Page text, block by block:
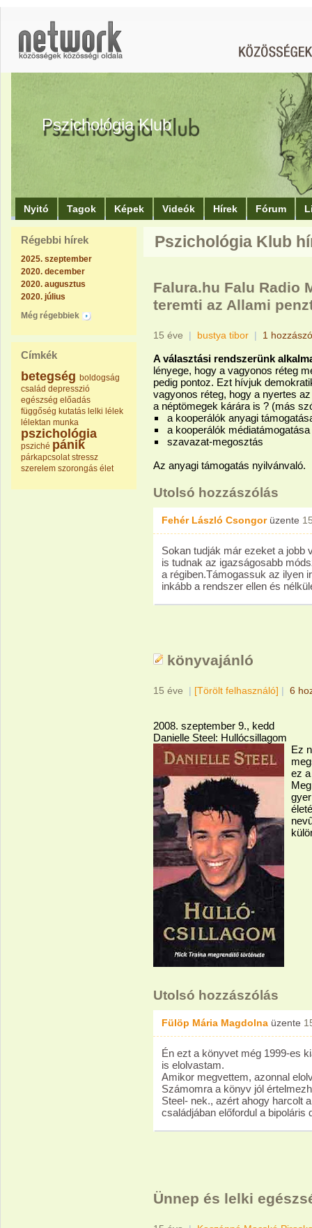
Pszichológia Klub
Nyitó Tagok Képek Videók Hírek Fórum
Régebbi hírek
2025. szeptember
2020. december
2020. augusztus
2020. július
Még régebbiek
Címkék
betegség boldogság
család depresszió
egészség előadás
függőség kutatás lelki lélek
lélektan munka
pszichológia
psziché pánik
párkapcsolat stressz
szerelem szorongás élet
Pszichológia Klub
Falura.hu Falu Radio
teremti az Allami
15 éve | bustya tibor | 1
A választási rendszerünk
lényege, hogy a vagyonos réteg
pedig pontoz. Ezt hívjuk
vagyonos réteg, hogy a nyertes
a néptömegek kárára is ? (más
a kooperálók anyagi
a kooperálók médiatámogatása
szavazat-megosztás
Az anyagi támogatás nyilvánvaló.
Utolsó hozzászólás
Fehér László Csongorüzente
Sokan tudják már ezeket a jobb
is tudnak az igazságosabb
a régiben.Támogassuk az ilyen
inkább a rendszer ellen és
könyvajánló
15 éve | [Törölt felhasználó] | 6
2008. szeptember 9., kedd
Danielle Steel: Hullócsillagom
Ez
ez
Utolsó hozzászólás
Fülöp Mária Magdolna üzente
Én ezt a könyvet még 1999-es
is elolvastam.
Amikor megvettem, azonnal
Számomra a könyv jól
Steel- nek., azért ahogy harcolt
családjában előfordul a bipoláris
Ünnep és lelki